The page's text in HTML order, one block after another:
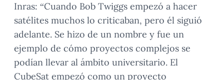
Inras: “Cuando Bob Twiggs empezó a hacer
satélites muchos lo criticaban, pero él siguió
adelante. Se hizo de un nombre y fue un
ejemplo de cómo proyectos complejos se
podían llevar al ámbito universitario. El
CubeSat empezó como un proyecto